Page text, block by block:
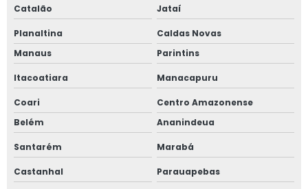
Catalão Jataí
Planaltina
Caldas Novas
Manaus
Parintins
Itacoatiara Manacapuru
Coari
Centro Amazonense
Belém
Ananindeua
Santarém Marabá
Castanhal Parauapebas